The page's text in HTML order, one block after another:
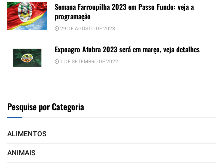
Semana Farroupilha 2023 em Passo Fundo: veja a
programação
29 DE AGOSTO DE 2023
Expoagro Afubra 2023 será em março, veja detalhes
1 DE SETEMBRO DE 2022
Pesquise por Categoria
ALIMENTOS
ANIMAIS